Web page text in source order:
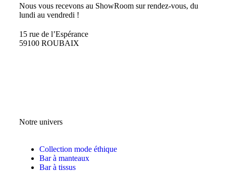
Nous vous recevons au ShowRoom sur rendez-vous, du
lundi au vendredi !
15 rue de l’Espérance
59100 ROUBAIX
Notre univers
Collection mode éthique
Bar à manteaux
Bar à tissus